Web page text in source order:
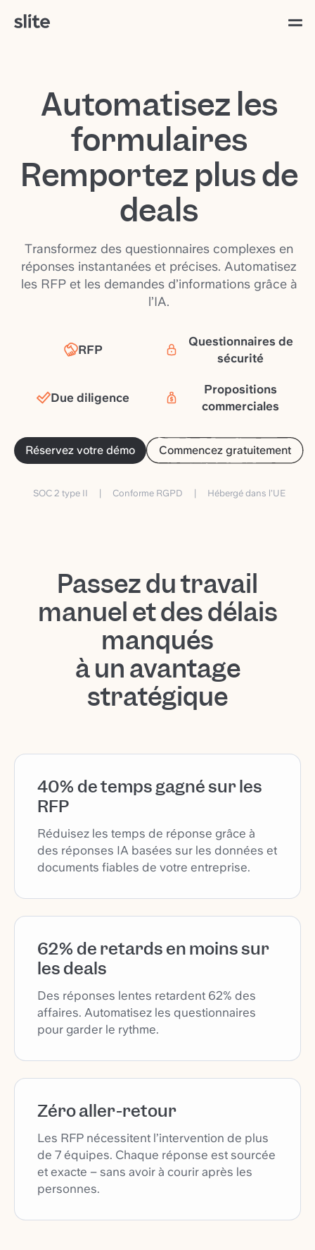
Automatisez les
formulaires
Remportez plus de
deals
Transformez des questionnaires complexes en
réponses instantanées et précises. Automatisez
les RFP et les demandes d’informations grâce à
l’IA.
RFP
Questionnaires de
sécurité
Due diligence
Propositions
commerciales
Réservez votre démo Commencez gratuitement
SOC 2 type II Conforme RGPD Hébergé dans l’UE
Passez du travail
manuel et des délais
manqués
à un avantage
stratégique
40% de temps gagné sur les
RFP
Réduisez les temps de réponse grâce à
des réponses IA basées sur les données et
documents fiables de votre entreprise.
62% de retards en moins sur
les deals
Des réponses lentes retardent 62% des
affaires. Automatisez les questionnaires
pour garder le rythme.
Zéro aller-retour
Les RFP nécessitent l’intervention de plus
de 7 équipes. Chaque réponse est sourcée
et exacte – sans avoir à courir après les
personnes.